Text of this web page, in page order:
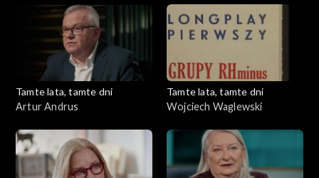
Tamte lata, tamte dni
Artur Andrus
Tamte lata, tamte dni
Wojciech Waglewski